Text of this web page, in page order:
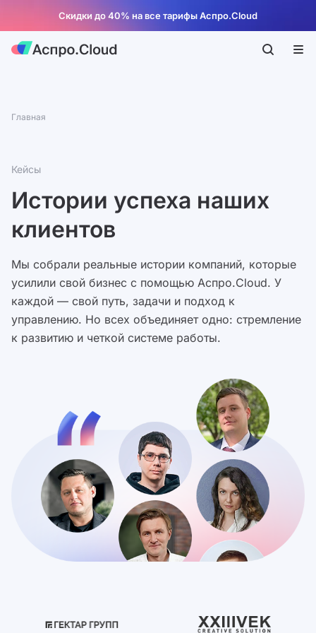
Скидки до 40% на все тарифы Аспро.Cloud
Главная
Кейсы
Истории успеха наших
клиентов
Мы собрали реальные истории компаний, которые
усилили свой бизнес с помощью Аспро.Cloud. У
каждой — свой путь, задачи и подход к
управлению. Но всех объединяет одно: стремление
к развитию и четкой системе работы.